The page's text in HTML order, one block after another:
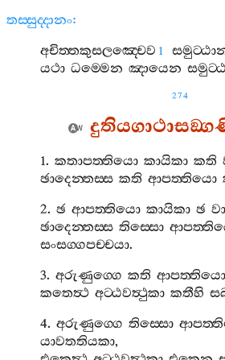
තස‍්සුද‍්දානං:
අචිත‍්තකුසලඤ‍්චෙව 1
යථා ධම‍්මෙන ඤායෙන
274
1.කතාපත‍්තියො කායිකා කති
ඡාදෙන‍්තස‍්ස කති ආපත‍්තියො
2.ඡ ආපත‍්තියො කායිකා ඡ
ඡාදෙන‍්තස‍්ස තිස‍්සො
සංසග‍්ගපච‍්චයා.
3.අරුණුග‍්ගෙ කති ආපත‍්තියො
කතෙත්‍ථ අට‍්ඨවත්‍ථුකා කතීහි
4.අරුණුග‍්ගෙ තිස‍්සො
යාවතතියකා,